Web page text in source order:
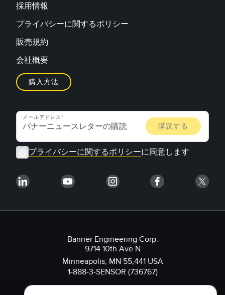
採用情報
プライバシーに関するポリシー
販売規約
会社概要
購入方法
メールアドレス
プライバシーに関するポリシーに同意します
Banner Engineering Corp.
9714 10th Ave N
Minneapolis, MN 55,441 USA
1-888-3-SENSOR (736767)